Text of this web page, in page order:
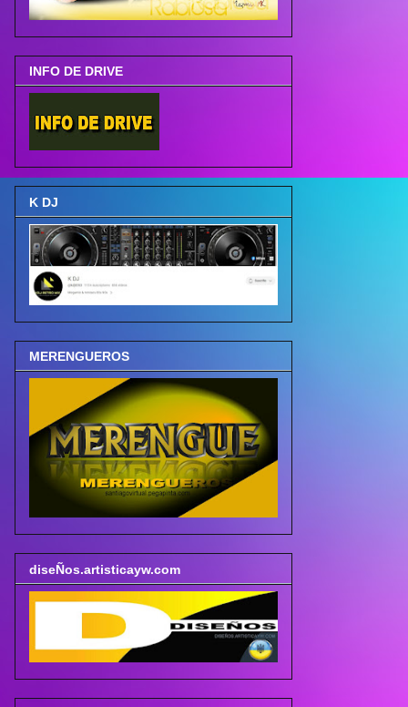
INFO DE DRIVE
K DJ
MERENGUEROS
diseÑos.artisticayw.com